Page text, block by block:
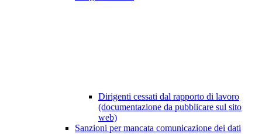
Dirigenti cessati dal rapporto di lavoro
(documentazione da pubblicare sul sito
web)
Sanzioni per mancata comunicazione dei dati